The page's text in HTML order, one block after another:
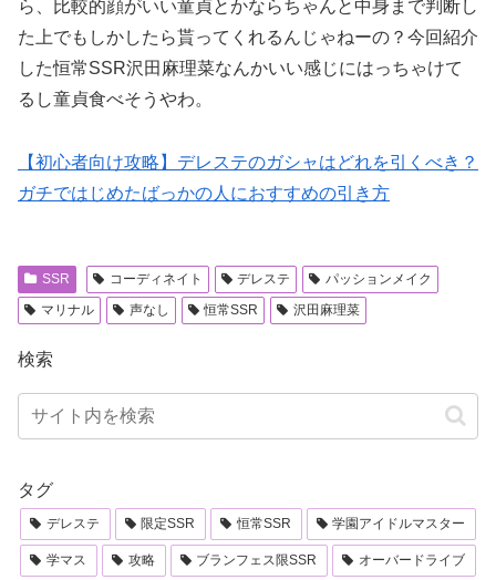
ら、比較的顔がいい童貞とかならちゃんと中身まで判断し
た上でもしかしたら貰ってくれるんじゃねーの？今回紹介
した恒常SSR沢田麻理菜なんかいい感じにはっちゃけて
るし童貞食べそうやわ。
【初心者向け攻略】デレステのガシャはどれを引くべき？
ガチではじめたばっかの人におすすめの引き方
SSR コーディネイト デレステ
パッションメイク
マリナル
声なし 恒常SSR 沢田麻理菜
検索
タグ
デレステ 限定SSR 恒常SSR 学園アイドルマスター
学マス 攻略 ブランフェス限SSR オーバードライブ